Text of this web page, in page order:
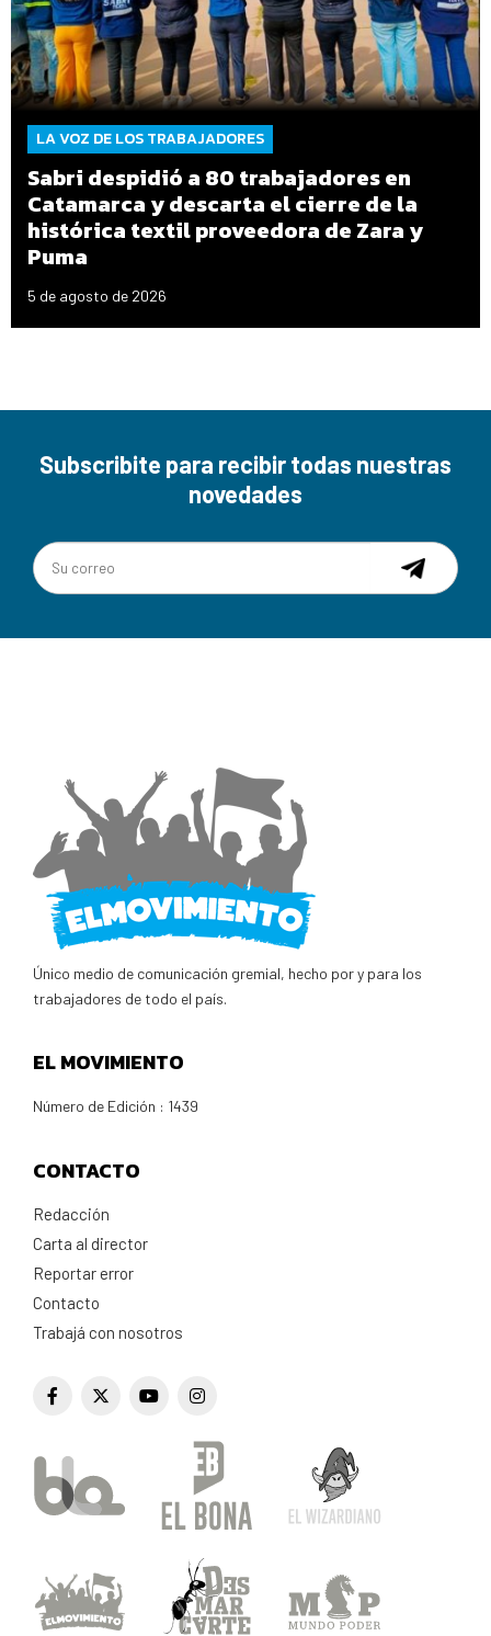
LA VOZ DE LOS TRABAJADORES
Sabri despidió a 80 trabajadores en
Catamarca y descarta el cierre de la
histórica textil proveedora de Zara y
Puma
5 de agosto de 2026
Subscribite para recibir todas nuestras
novedades
Único medio de comunicación gremial, hecho por y para los
trabajadores de todo el país.
EL MOVIMIENTO
Número de Edición : 1439
CONTACTO
Redacción
Carta al director
Reportar error
Contacto
Trabajá con nosotros